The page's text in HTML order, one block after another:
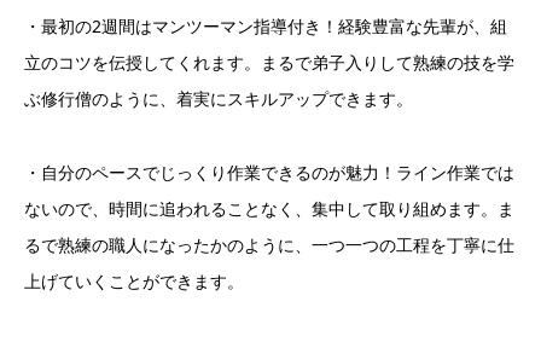
・最初の2週間はマンツーマン指導付き！経験豊富な先輩が、組
立のコツを伝授してくれます。まるで弟子入りして熟練の技を学
ぶ修行僧のように、着実にスキルアップできます。
・自分のペースでじっくり作業できるのが魅力！ライン作業では
ないので、時間に追われることなく、集中して取り組めます。ま
るで熟練の職人になったかのように、一つ一つの工程を丁寧に仕
上げていくことができます。